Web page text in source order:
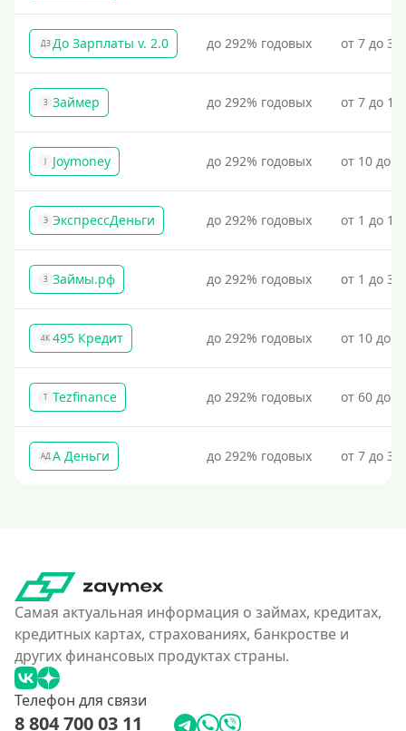
ДЗ До Зарплаты v. 2.0 до 292% годовых от 7 до
З Займер до 292% годовых от 7 до
J Joymoney до 292% годовых от 10 до
Э ЭкспрессДеньги до 292% годовых от 1 до
З Займы.рф до 292% годовых от 1 до
4К 495 Кредит до 292% годовых от 10 до
T Tezfinance до 292% годовых от 60 до
АД А Деньги до 292% годовых от 7 до
Самая актуальная информация о займах, кредитах,
кредитных картах, страхованиях, банкростве и
других финансовых продуктах страны.
Телефон для связи
8 804 700 03 11